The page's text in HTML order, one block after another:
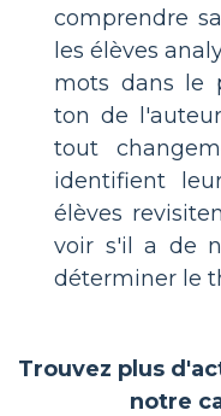
comprendre
les élèves
mots dans le
ton de
tout
identifient
élèves
voir s'il a de
déterminer le
Trouvez plus
notre